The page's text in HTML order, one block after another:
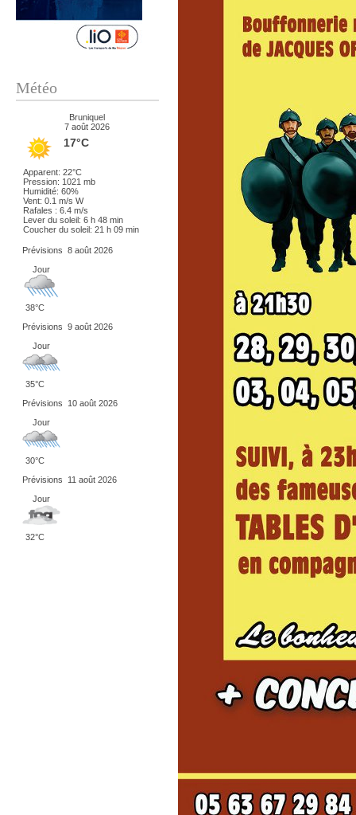
Météo
Bruniquel
7 août 2026
17°C
Apparent: 22°C
Pression: 1021 mb
Humidité: 60%
Vent: 0.1 m/s W
Rafales : 6.4 m/s
Lever du soleil: 6 h 48 min
Coucher du soleil: 21 h 09 min
Prévisions 8 août 2026
Jour
38°C
Prévisions 9 août 2026
Jour
35°C
Prévisions
10 août 2026
Jour
30°C
Prévisions
11 août 2026
Jour
32°C